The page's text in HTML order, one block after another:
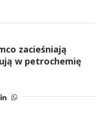
zacieśniają
w petrochemię